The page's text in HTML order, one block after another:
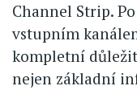
Channel Strip.
vstupním
kompletní
nejen základní